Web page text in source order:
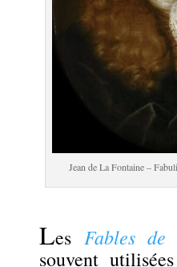
Jean de La Fontaine –
Les Fables
souvent